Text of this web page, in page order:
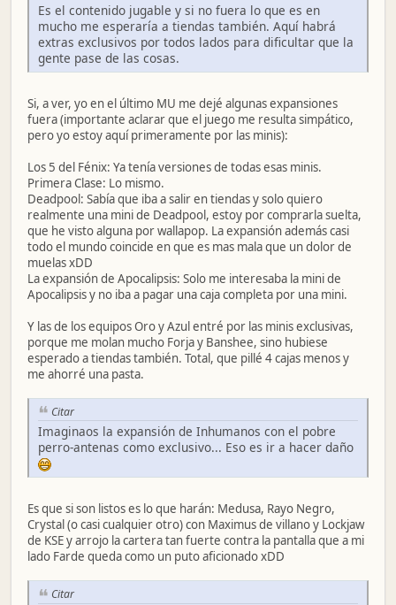
Es el contenido jugable y si no fuera lo que es en
mucho me esperaría a tiendas también. Aquí habrá
extras exclusivos por todos lados para dificultar que la
gente pase de las cosas.
Si, a ver, yo en el último MU me dejé algunas expansiones
fuera (importante aclarar que el juego me resulta simpático,
pero yo estoy aquí primeramente por las minis):
Los 5 del Fénix: Ya tenía versiones de todas esas minis.
Primera Clase: Lo mismo.
Deadpool: Sabía que iba a salir en tiendas y solo quiero
realmente una mini de Deadpool, estoy por comprarla suelta,
que he visto alguna por wallapop. La expansión además casi
todo el mundo coincide en que es mas mala que un dolor de
muelas xDD
La expansión de Apocalipsis: Solo me interesaba la mini de
Apocalipsis y no iba a pagar una caja completa por una mini.
Y las de los equipos Oro y Azul entré por las minis exclusivas,
porque me molan mucho Forja y Banshee, sino hubiese
esperado a tiendas también. Total, que pillé 4 cajas menos y
me ahorré una pasta.
Citar
Imaginaos la expansión de Inhumanos con el pobre
perro-antenas como exclusivo... Eso es ir a hacer daño
Es que si son listos es lo que harán: Medusa, Rayo Negro,
Crystal (o casi cualquier otro) con Maximus de villano y Lockjaw
de KSE y arrojo la cartera tan fuerte contra la pantalla que a mi
lado Farde queda como un puto aficionado xDD
Citar